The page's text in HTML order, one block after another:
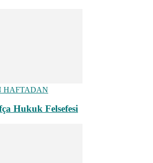
HAFTADAN
Hukuk Felsefesi